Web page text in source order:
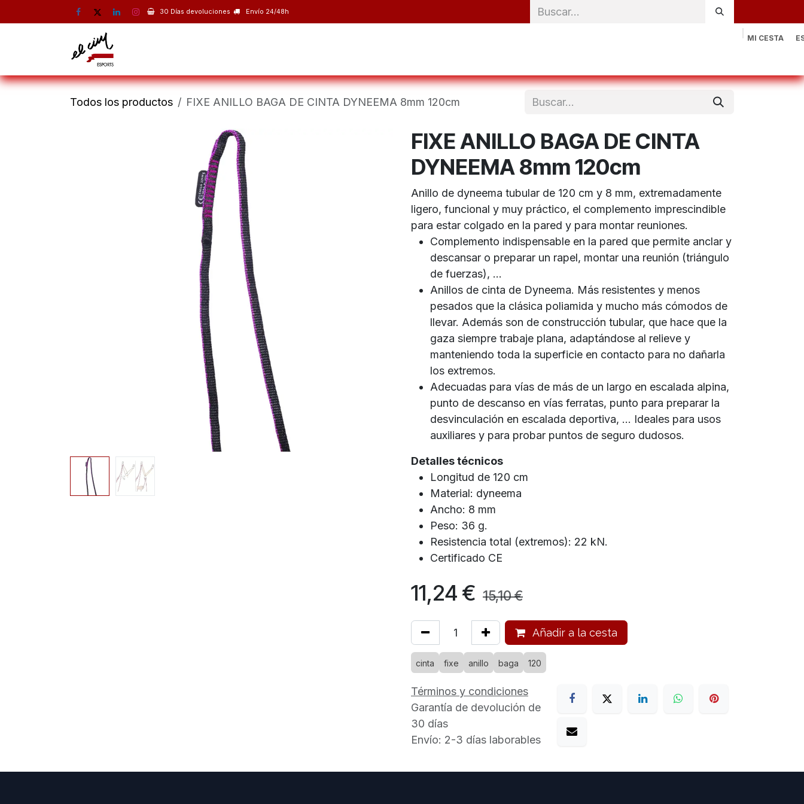
30 Días devoluciones Envío 24/48h
MI CESTA
Todos los productos FIXE ANILLO BAGA DE CINTA DYNEEMA 8mm 120cm
FIXE ANILLO BAGA DE CINTA
DYNEEMA 8mm 120cm
Anillo de dyneema tubular de 120 cm y 8 mm, extremadamente
ligero, funcional y muy práctico, el complemento imprescindible
para estar colgado en la pared y para montar reuniones.
Complemento indispensable en la pared que permite anclar y
descansar o preparar un rapel, montar una reunión (triángulo
de fuerzas), ...
Anillos de cinta de Dyneema. Más resistentes y menos
pesados ​​que la clásica poliamida y mucho más cómodos de
llevar. Además son de construcción tubular, que hace que la
gaza siempre trabaje plana, adaptándose al relieve y
manteniendo toda la superficie en contacto para no dañarla
los extremos.
Adecuadas para vías de más de un largo en escalada alpina,
punto de descanso en vías ferratas, punto para preparar la
desvinculación en escalada deportiva, ... Ideales para usos
auxiliares y para probar puntos de seguro dudosos.
Detalles técnicos
Longitud de 120 cm
Material: dyneema
Ancho: 8 mm
Peso: 36 g.
Resistencia total (extremos): 22 kN.
Certificado CE
11,24 € 15,10€
Añadir a la cesta
cinta fixe anillo baga 120
Términos y condiciones
Garantía de devolución de
30 días
Envío: 2-3 días laborables